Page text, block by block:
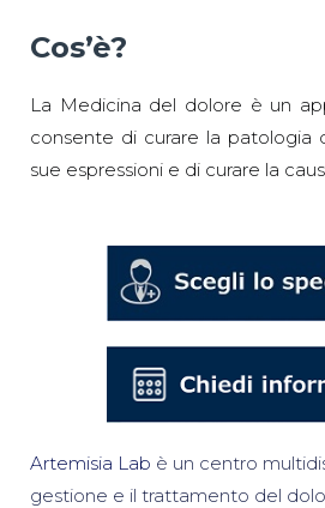
Cos’è?
La Medicina del dolore è un
consente di curare la
sue espressioni e di curare la
Artemisia Lab è un centro
gestione e il trattamento del